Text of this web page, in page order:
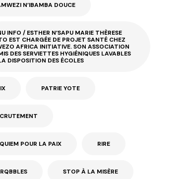
N’IBAMBA DOUCE
INFO / ESTHER N’SAPU MARIE THÈRESE
EST CHARGÉE DE PROJET SANTÉ CHEZ
AFRICA INITIATIVE. SON ASSOCIATION
DES SERVIETTES HYGIÉNIQUES LAVABLES
DISPOSITION DES ÉCOLES
PATRIE YOTE
POUR LA PAIX RIRE
STOP À LA MISÈRE